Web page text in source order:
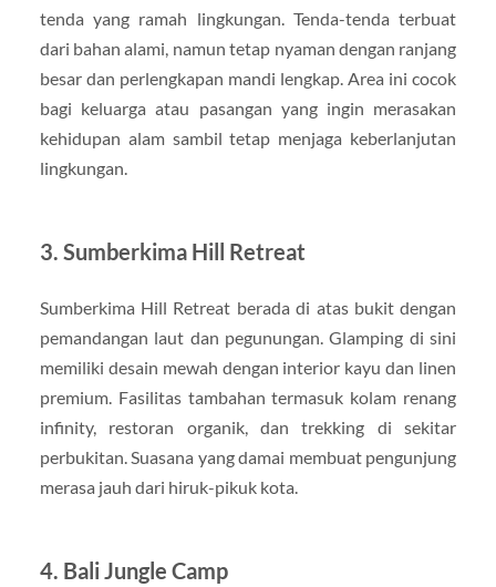
tenda yang ramah lingkungan. Tenda-tenda terbuat
dari bahan alami, namun tetap nyaman dengan ranjang
besar dan perlengkapan mandi lengkap. Area ini cocok
bagi keluarga atau pasangan yang ingin merasakan
kehidupan alam sambil tetap menjaga keberlanjutan
lingkungan.
3. Sumberkima Hill Retreat
Sumberkima Hill Retreat berada di atas bukit dengan
pemandangan laut dan pegunungan. Glamping di sini
memiliki desain mewah dengan interior kayu dan linen
premium. Fasilitas tambahan termasuk kolam renang
infinity, restoran organik, dan trekking di sekitar
perbukitan. Suasana yang damai membuat pengunjung
merasa jauh dari hiruk-pikuk kota.
4. Bali Jungle Camp